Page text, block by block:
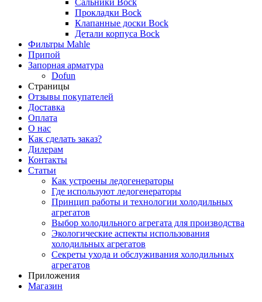
Прокладки Bock
Клапанные доски Bock
Детали корпуса Bock
Фильтры Mahle
Припой
Запорная арматура
Dofun
Страницы
Отзывы покупателей
Доставка
Оплата
О нас
Как сделать заказ?
Дилерам
Контакты
Статьи
Как устроены ледогенераторы
Где используют ледогенераторы
Принцип работы и технологии холодильных
агрегатов
Выбор холодильного агрегата для производства
Экологические аспекты использования
холодильных агрегатов
Секреты ухода и обслуживания холодильных
агрегатов
Приложения
Магазин